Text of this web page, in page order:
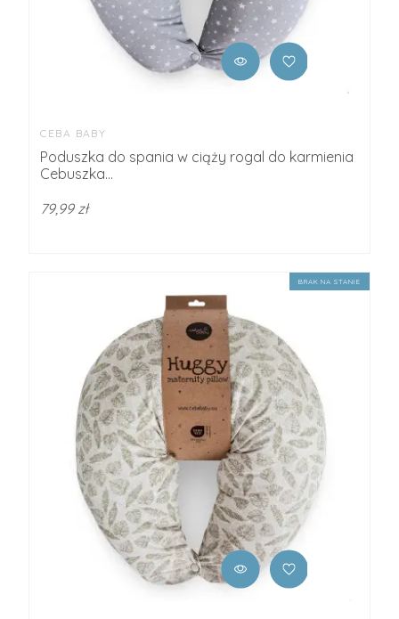
CEBA BABY
Poduszka do spania w ciąży rogal do karmienia
Cebuszka...
79,99 zł
BRAK NA STANIE